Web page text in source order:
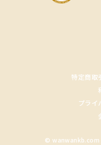
特定商取
プライ
© wanwankb.com